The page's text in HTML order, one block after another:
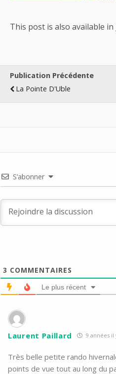
This post is also available in
Publication Précédente
La Pointe D'Uble
S’abonner
3 COMMENTAIRES
Le plus récent
Laurent Paillard 9 années il
Très belle petite rando
points de vue tout au long du